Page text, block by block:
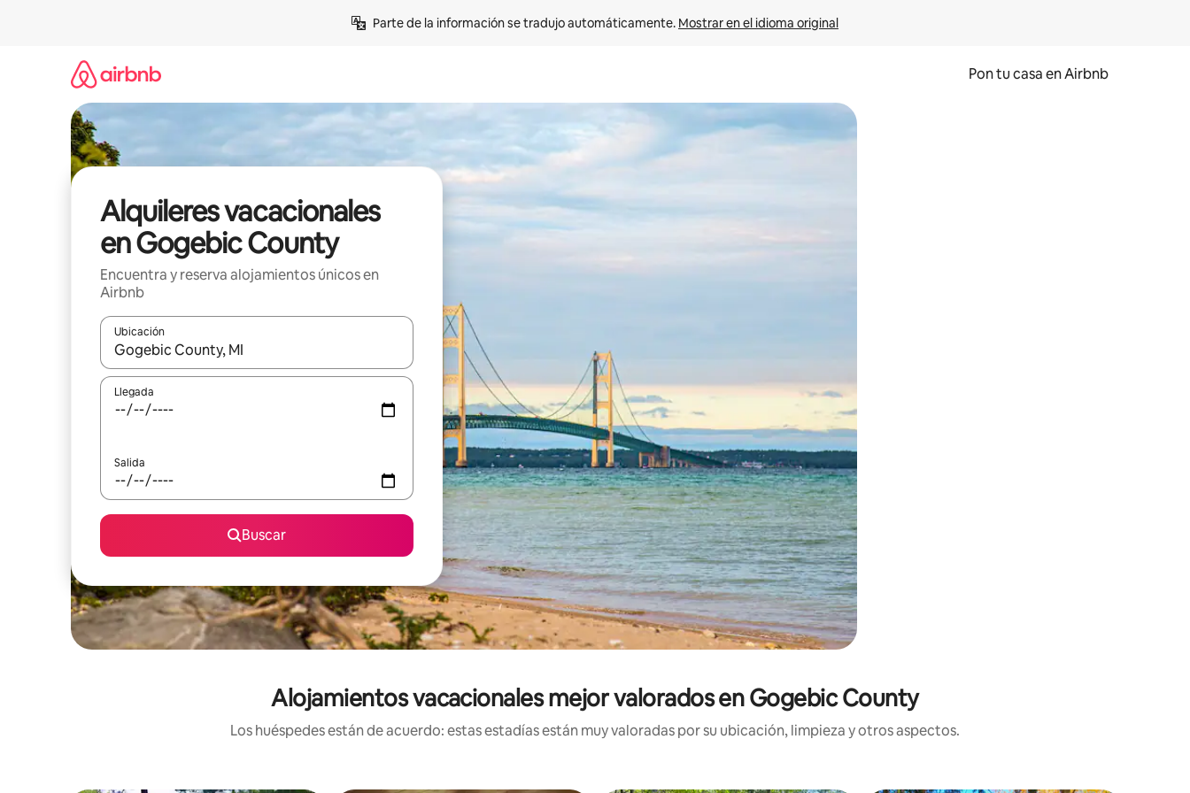
Parte de la información se tradujo automáticamente. Mostrar en el idioma original
Pon tu casa en Airbnb
Alquileres vacacionales
en Gogebic County
Encuentra y reserva alojamientos únicos en
Airbnb
Ubicación
Cuando los resultados estén disponibles, navega con las teclas de flecha hacia arriba y hacia abajo o explora con el tacto o desliza el dedo.
Llegada
Salida
Buscar
Alojamientos vacacionales mejor valorados en Gogebic County
Los huéspedes están de acuerdo: estas estadías están muy valoradas por su ubicación, limpieza y otros aspectos.